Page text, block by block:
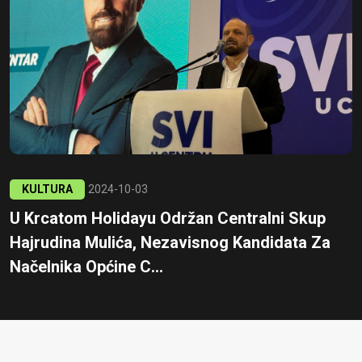
KULTURA 2024-10-03
U Krcatom Holidayu Održan Centralni Skup
Hajrudina Mulića, Nezavisnog Kandidata Za
Načelnika Općine C...